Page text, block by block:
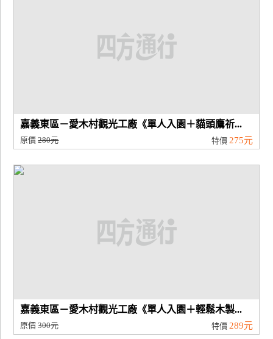
嘉義東區－愛木村觀光工廠《單人入園＋貓頭鷹祈...
原價280元 特價 275元
嘉義東區－愛木村觀光工廠《單人入園＋輕鬆木製...
原價300元 特價 289元